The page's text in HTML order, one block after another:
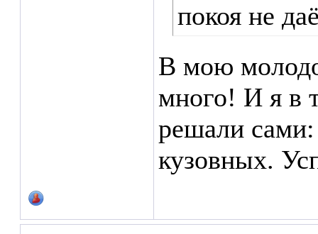
покоя не
В мою
много! И я в
решали сами:
кузовных.